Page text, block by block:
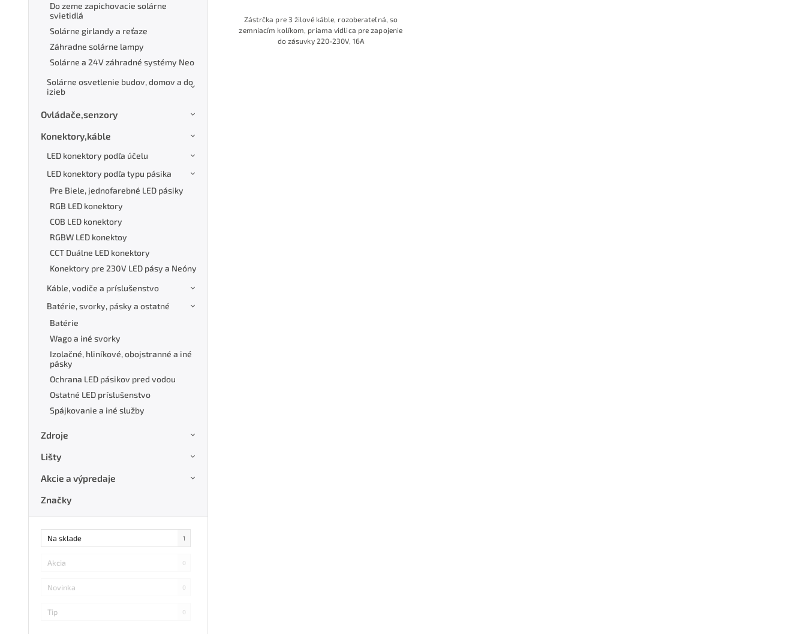
Do zeme zapichovacie solárne
svietidlá
Solárne girlandy a reťaze
Záhradne solárne lampy
Solárne a 24V záhradné systémy Neo
Solárne osvetlenie budov, domov a do
izieb
Ovládače,senzory
Konektory,káble
LED konektory podľa účelu
LED konektory podľa typu pásika
Pre Biele, jednofarebné LED pásiky
RGB LED konektory
COB LED konektory
RGBW LED konektoy
CCT Duálne LED konektory
Konektory pre 230V LED pásy a Neóny
Káble, vodiče a príslušenstvo
Batérie, svorky, pásky a ostatné
Batérie
Wago a iné svorky
Izolačné, hliníkové, obojstranné a iné
pásky
Ochrana LED pásikov pred vodou
Ostatné LED príslušenstvo
Spájkovanie a iné služby
Zdroje
Lišty
Akcie a výpredaje
Značky
Na sklade 1
Akcia 0
Novinka 0
Tip 0
Zástrčka pre 3 žilové káble, rozoberateľná, so
zemniacím kolíkom, priama vidlica pre zapojenie
do zásuvky 220-230V, 16A